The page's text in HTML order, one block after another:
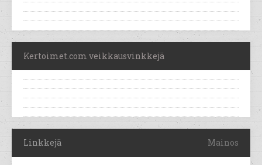
Kertoimet.com veikkausvinkkejä
Linkkejä Mainos